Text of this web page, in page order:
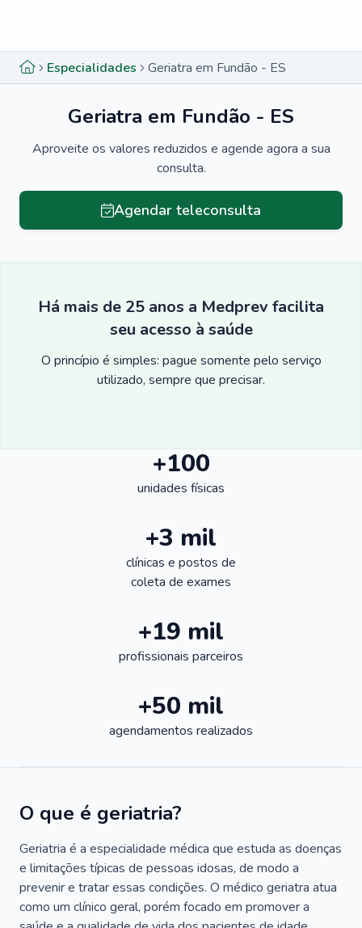
Especialidades Geriatra em Fundão - ES
Geriatra em Fundão - ES
Aproveite os valores reduzidos e agende agora a sua
consulta.
Agendar teleconsulta
Há mais de 25 anos a Medprev facilita
seu acesso à saúde
O princípio é simples: pague somente pelo serviço
utilizado, sempre que precisar.
+100
unidades físicas
+3 mil
clínicas e postos de
coleta de exames
+19 mil
profissionais parceiros
+50 mil
agendamentos realizados
O que é geriatria?
Geriatria é a especialidade médica que estuda as doenças
e limitações típicas de pessoas idosas, de modo a
prevenir e tratar essas condições. O médico geriatra atua
como um clínico geral, porém focado em promover a